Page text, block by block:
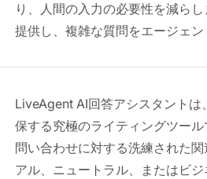
り、人間の入力の必要性を減ら
提供し、複雑な質問をエージェン
LiveAgent AI回答アシスタント
保する究極のライティングツー
問い合わせに対する洗練された
アル、ニュートラル、またはビ